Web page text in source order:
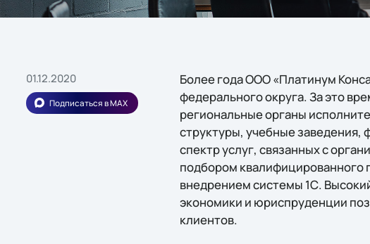
01.12.2020
Подписаться в MAX
Более года ООО «Платинум
федерального округа. За это
региональные органы
структуры, учебные заведения,
спектр услуг, связанных с
подбором
внедрением системы 1С.
экономики и юриспруденции
клиентов.